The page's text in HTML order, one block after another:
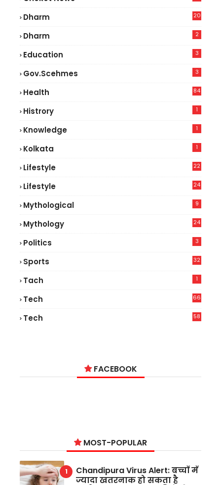
Dharm 20
Dharm 2
Education 3
Gov.scehmes 3
Health
84
Histrory 1
Knowledge 1
Kolkata 1
Lifestyle
22
Lifestyle
24
Mythological 9
Mythology 24
Politics 3
Sports 32
Tach 1
Tech
66
Tech
58
FACEBOOK
MOST-POPULAR
Chandipura Virus Alert: बच्चों में
ज्यादा खतरनाक हो सकता है